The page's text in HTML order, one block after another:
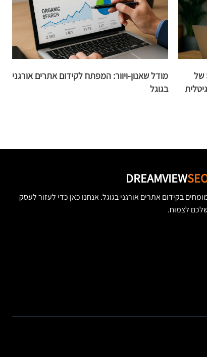
כיצד ליישם את מודל ה-Servicescape של
מודל שאנון-ויוור: המפתח לקידום אתרים אורגני
בגוגל
DREAMVIEW
בקידום אתרים אורגני בגוגל. אנחנו כאן כדי לעזור לעסק
לצמוח.